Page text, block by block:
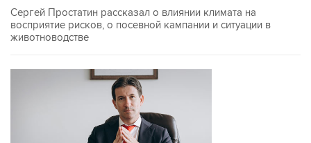
Сергей Простатин рассказал о влиянии климата на
восприятие рисков, о посевной кампании и ситуации в
животноводстве